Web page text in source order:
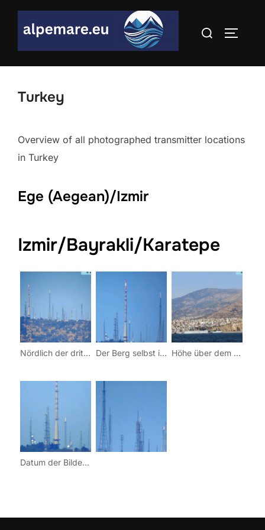
Skip
Search
Turkey
Overview of all photographed transmitter locations
in Turkey
Ege (Aegean)/Izmir
Izmir/Bayrakli/Karatepe
Nördlich der drittgrößten türkischen Stadt befindet sich auf einer Erhebung dieser wichtige Rundfunkstandort, der die Stadt und das Umland versorgt. Die öffentlich-rechtlichen Programme von TRT werden hier auf UKW mit 100 kW gesendet, zusätzlich gibt es unzählige private Radioprogramme, die gesendet werden. Insgesamt sind es mehr als 100 private Radioprogramme, die von diesem Standort gesendet werden. Der Berg selbst ist nicht befahrbar, weswegen nur Fotos aus der Ferne zur Verfügung stehen. Höhe über dem Meer: 475Koordinaten: 27° 11′ 13″ Ost / 38° 32′ 03″ Nord
Datum der Bilder: 10. September 2013